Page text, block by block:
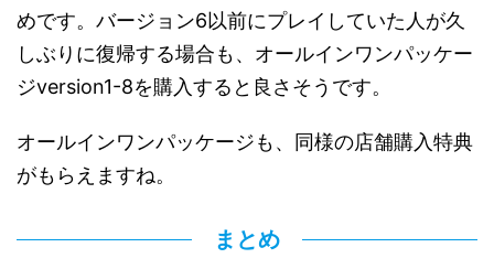
めです。バージョン6以前にプレイしていた人が久
しぶりに復帰する場合も、オールインワンパッケー
ジversion1-8を購入すると良さそうです。
オールインワンパッケージも、同様の店舗購入特典
がもらえますね。
まとめ